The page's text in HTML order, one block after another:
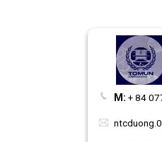
M: + 84